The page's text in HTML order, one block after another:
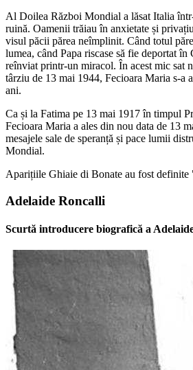
Al Doilea Război Mondial a lăsat Italia
ruină. Oamenii trăiau în anxietate și
visul păcii părea neîmplinit. Când totul
lumea, când Papa riscase să fie deportat în
reînviat printr-un miracol. În acest mic sat
târziu de 13 mai 1944, Fecioara Maria s-a
ani.
Ca și la Fatima pe 13 mai 1917 în timpul
Fecioara Maria a ales din nou data de 13
mesajele sale de speranță și pace lumii
Mondial.
Aparițiile Ghiaie di Bonate au fost
Adelaide Roncalli
Scurtă introducere biografică a